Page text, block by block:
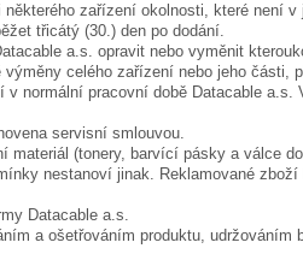
zařízení okolnosti, které není
třicátý (30.) den po dodání.
a.s. opravit nebo vyměnit
celého zařízení nebo jeho části,
normální pracovní době Datacable a.s.
servisní smlouvou.
materiál (tonery, barvící pásky a válce
nestanoví jinak. Reklamované
Datacable a.s.
a ošetřováním produktu, udržováním